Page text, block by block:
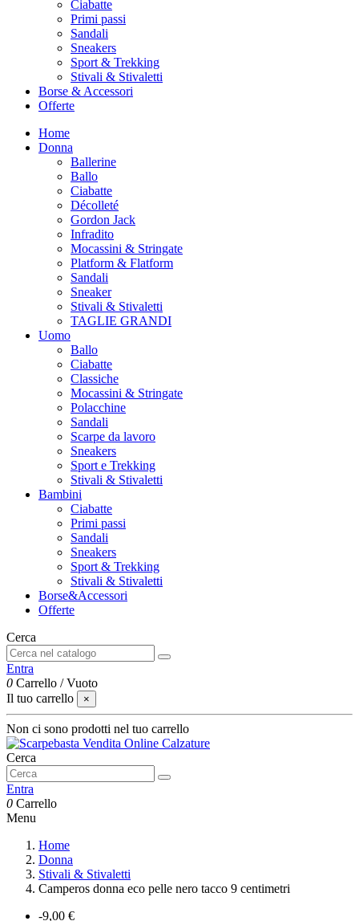
Ciabatte
Primi passi
Sandali
Sneakers
Sport & Trekking
Stivali & Stivaletti
Borse & Accessori
Offerte
Home
Donna
Ballerine
Ballo
Ciabatte
Décolleté
Gordon Jack
Infradito
Mocassini & Stringate
Platform & Flatform
Sandali
Sneaker
Stivali & Stivaletti
TAGLIE GRANDI
Uomo
Ballo
Ciabatte
Classiche
Mocassini & Stringate
Polacchine
Sandali
Scarpe da lavoro
Sneakers
Sport e Trekking
Stivali & Stivaletti
Bambini
Ciabatte
Primi passi
Sandali
Sneakers
Sport & Trekking
Stivali & Stivaletti
Borse&Accessori
Offerte
Cerca
Entra
0 Carrello /Vuoto
Il tuo carrello
×
Non ci sono prodotti nel tuo carrello
Cerca
Entra
0 Carrello
Menu
Home
Donna
Stivali & Stivaletti
Camperos donna eco pelle nero tacco 9 centimetri
-9,00 €